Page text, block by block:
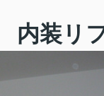
内装リ